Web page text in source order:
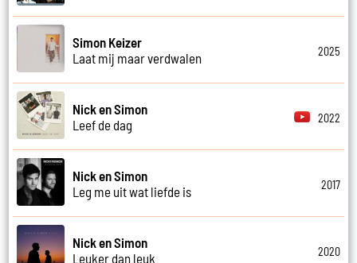
Simon Keizer
Laat mij maar verdwalen
2025
Nick en Simon
Leef de dag
2022
Nick en Simon
Leg me uit wat liefde is
2017
Nick en Simon
Leuker dan leuk
2020